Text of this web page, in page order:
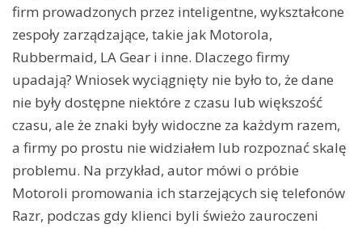
firm prowadzonych przez inteligentne, wykształcone
zespoły zarządzające, takie jak Motorola,
Rubbermaid, LA Gear i inne. Dlaczego firmy
upadają? Wniosek wyciągnięty nie było to, że dane
nie były dostępne niektóre z czasu lub większość
czasu, ale że znaki były widoczne za każdym razem,
a firmy po prostu nie widziałem lub rozpoznać skalę
problemu. Na przykład, autor mówi o próbie
Motoroli promowania ich starzejących się telefonów
Razr, podczas gdy klienci byli świeżo zauroczeni